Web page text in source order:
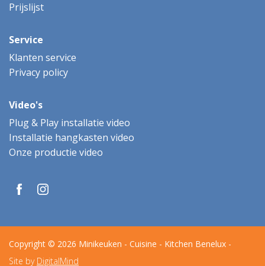
Prijslijst
Service
Klanten service
Privacy policy
Video's
Plug & Play installatie video
Installatie hangkasten video
Onze productie video
Copyright © 2026 Minikeuken - Cuisine - Kitchen Benelux -
Site by DigitalMind